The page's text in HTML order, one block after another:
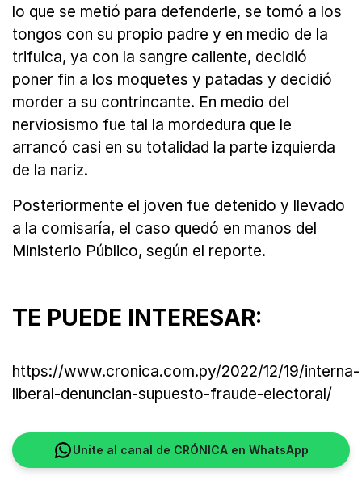
lo que se metió para defenderle, se tomó a los
tongos con su propio padre y en medio de la
trifulca, ya con la sangre caliente, decidió
poner fin a los moquetes y patadas y decidió
morder a su contrincante. En medio del
nerviosismo fue tal la mordedura que le
arrancó casi en su totalidad la parte izquierda
de la nariz.
Posteriormente el joven fue detenido y llevado
a la comisaría, el caso quedó en manos del
Ministerio Público, según el reporte.
TE PUEDE INTERESAR:
https://www.cronica.com.py/2022/12/19/interna-
liberal-denuncian-supuesto-fraude-electoral/
Unite al canal de CRÓNICA en WhatsApp